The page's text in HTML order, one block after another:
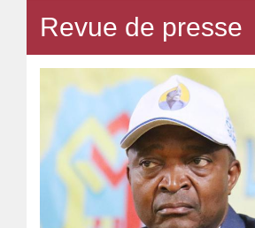
Revue de presse